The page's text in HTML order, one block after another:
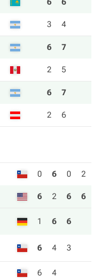
3 4
6 7
2 5
6 7
2 6
0 6 0 2
6 2 6 6
1 6 6
6 4 3
6 4